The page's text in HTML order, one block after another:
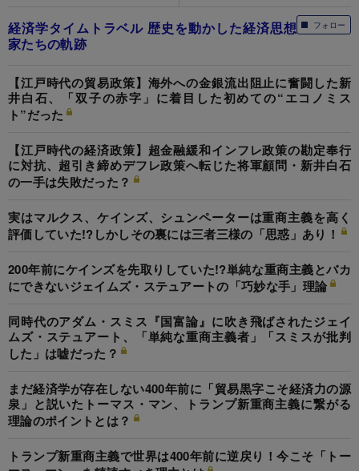
フォロー
経済学タイムトラベル 歴史を動かした経済思想
家たちの軌跡
【江戸時代の貿易政策】海外への金銀流出阻止に奮闘した新
井白石、「双子の赤字」に着目した初めての“エコノミス
ト”だった
【江戸時代の経済政策】超金融緩和インフレ政策の勘定奉行
に対抗、超引き締めデフレ政策へ転じた将軍顧問・新井白石
の一手は失敗だった？
実はマルクス、ケインズ、シュンペーターは重商主義を高く
評価していた!?しかしその裏には三者三様の「思惑」あり！
200年前にケインズを先取りしていた!?単純な重商主義とバカ
にできないジェイムズ・ステュアートの「巧妙な手」理論
同時代のアダム・スミス『国富論』に吹き飛ばされたジェイ
ムズ・ステュアート、「単純な重商主義者」「スミスが批判
した」は嘘だった？
まだ経済学が存在しない400年前に「貿易黒字こそ経済力の源
泉」と説いたトーマス・マン、トランプ新重商主義に繋がる
理論のポイントとは？
トランプ新重商主義で世界は400年前に逆戻り！今こそ「トー